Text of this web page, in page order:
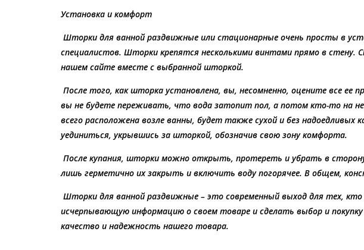
Установка и комфорт
Шторки для ванной раздвижные или стационарные очень просты в
специалистов. Шторки крепятся несколькими винтами прямо в
нашем сайте вместе с выбранной шторкой.
После того, как шторка установлена, вы, несомненно, оцените все ее
вы не будете переживать, что вода затопит пол, а потом кто-то на
всего расположена возле ванны, будет также сухой и без
уединиться, укрывшись за шторкой, обозначив свою зону комфорта.
После купания, шторки можно открыть, протереть и убрать в
лишь герметично их закрыть и включить воду погорячее. В общем,
Шторки для ванной раздвижные – это современный выход для тех,
исчерпывающую информацию о своем товаре и сделать выбор и
качество и надежность нашего товара.